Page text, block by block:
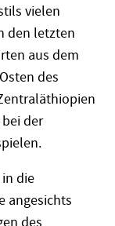
vielen
den letzten
aus dem
des
der
die
angesichts